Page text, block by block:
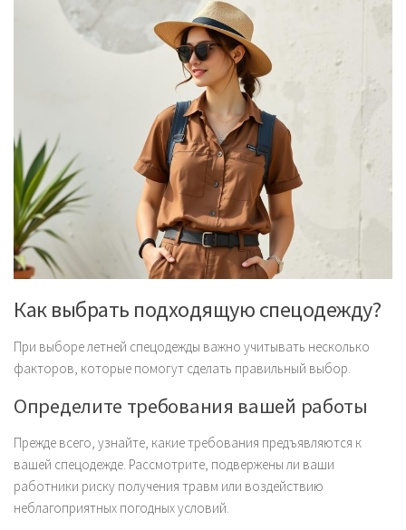
Как выбрать подходящую спецодежду?
При выборе летней спецодежды важно учитывать несколько
факторов, которые помогут сделать правильный выбор.
Определите требования вашей работы
Прежде всего, узнайте, какие требования предъявляются к
вашей спецодежде. Рассмотрите, подвержены ли ваши
работники риску получения травм или воздействию
неблагоприятных погодных условий.